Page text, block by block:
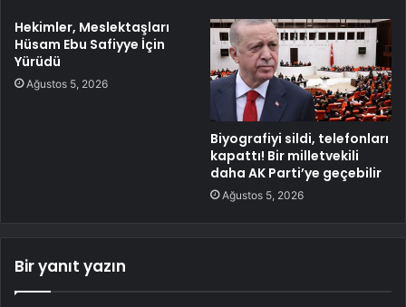
Hekimler, Meslektaşları
Hüsam Ebu Safiyye İçin
Yürüdü
Ağustos 5, 2026
Biyografiyi sildi, telefonları
kapattı! Bir milletvekili
daha AK Parti’ye geçebilir
Ağustos 5, 2026
Bir yanıt yazın